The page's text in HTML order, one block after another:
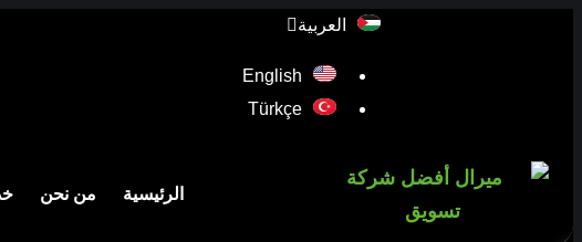
العربية
English
Türkçe
الرئيسية من نحن